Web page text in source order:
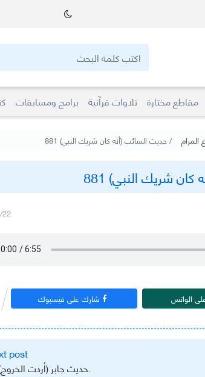
مقاطع مختارة تلاوات قرآنية برامج ومسابقات
المرام حديث السائب (أنه كان شريك النبي) 881
شريك النبي) 881
الواتس شارك على فيسبوك
post »
.حديث جابر (أردت الخروج)